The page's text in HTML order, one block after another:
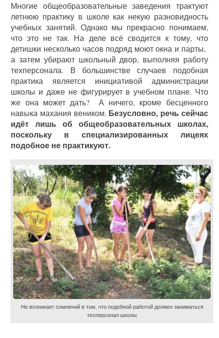
Многие общеобразовательные заведения трактуют
летнюю практику в школе как некую разновидность
учебных занятий. Однако мы прекрасно понимаем,
что это не так. На деле всё сводится к тому, что
детишки несколько часов подряд моют окна и парты,
а затем убирают школьный двор, выполняя работу
техперсонала. В большинстве случаев подобная
практика является инициативой администрации
школы и даже не фигурирует в учебном плане. Что
же она может дать? А ничего, кроме бесценного
навыка махания веником. Безусловно, речь сейчас
идёт лишь об общеобразовательных школах,
поскольку в специализированных лицеях
подобное не практикуют.
Не возникает сомнений в том, что подобной работой должен заниматься
техперсонал школы